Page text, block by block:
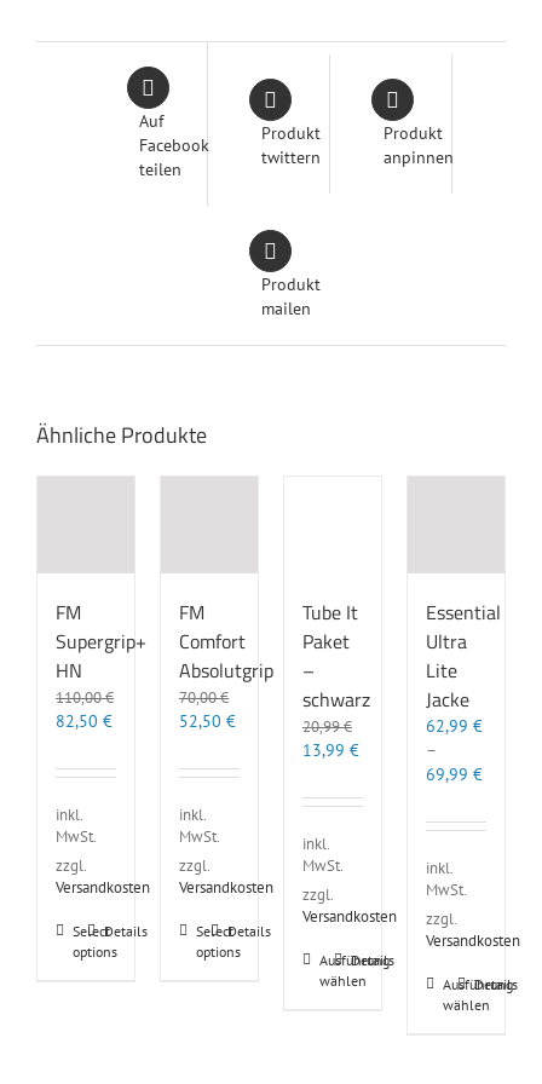
Auf
Facebook
teilen
Produkt
twittern
Produkt
anpinnen
Produkt
mailen
Ähnliche Produkte
FM
Supergrip+
HN
110,00€
Ursprünglicher
war:
82,50 €Aktueller
ist:
inkl.
MwSt.
zzgl.
Versandkosten
Select
options
Dieses
Produkt
Details
FM
Comfort
Absolutgrip
70,00€
Ursprünglicher
war:
52,50 €Aktueller
ist:
inkl.
MwSt.
zzgl.
Versandkosten
Select
options
Dieses
Produkt
Details
Tube It
Paket
–
schwarz
20,99€
Ursprünglicher
war:
13,99 €Aktueller
ist:
inkl.
MwSt.
zzgl.
Versandkosten
Ausführung
wählen
Dieses
Produkt
Details
Essential
Ultra
Lite
Jacke
62,99 €
–
69,99 €
inkl.
MwSt.
zzgl.
Versandkosten
Ausführung
wählen
Dieses
Produkt
Details